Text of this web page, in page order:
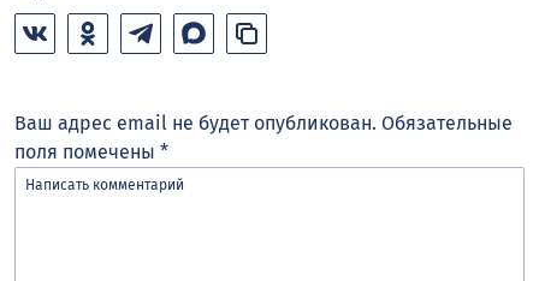
Ваш адрес email не будет опубликован. Обязательные
поля помечены *